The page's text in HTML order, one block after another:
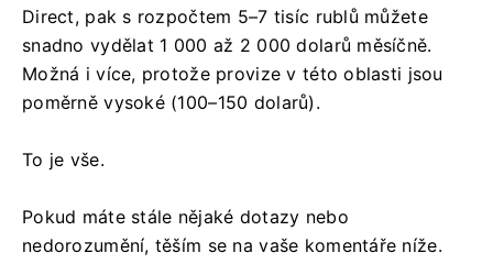
Direct, pak s rozpočtem 5–7 tisíc rublů můžete
snadno vydělat 1 000 až 2 000 dolarů měsíčně.
Možná i více, protože provize v této oblasti jsou
poměrně vysoké (100–150 dolarů).
To je vše.
Pokud máte stále nějaké dotazy nebo
nedorozumění, těším se na vaše komentáře níže.